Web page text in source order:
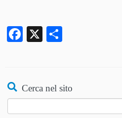
Facebook
X
Cerca nel sito
per: